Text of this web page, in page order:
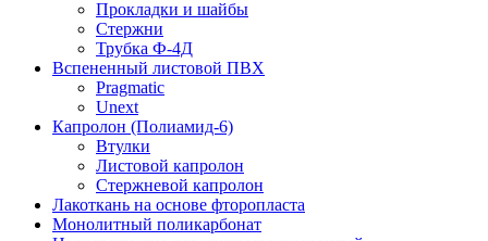
Прокладки и шайбы
Стержни
Трубка Ф-4Д
Вспененный листовой ПВХ
Pragmatic
Unext
Капролон (Полиамид-6)
Втулки
Листовой капролон
Стержневой капролон
Лакоткань на основе фторопласта
Монолитный поликарбонат